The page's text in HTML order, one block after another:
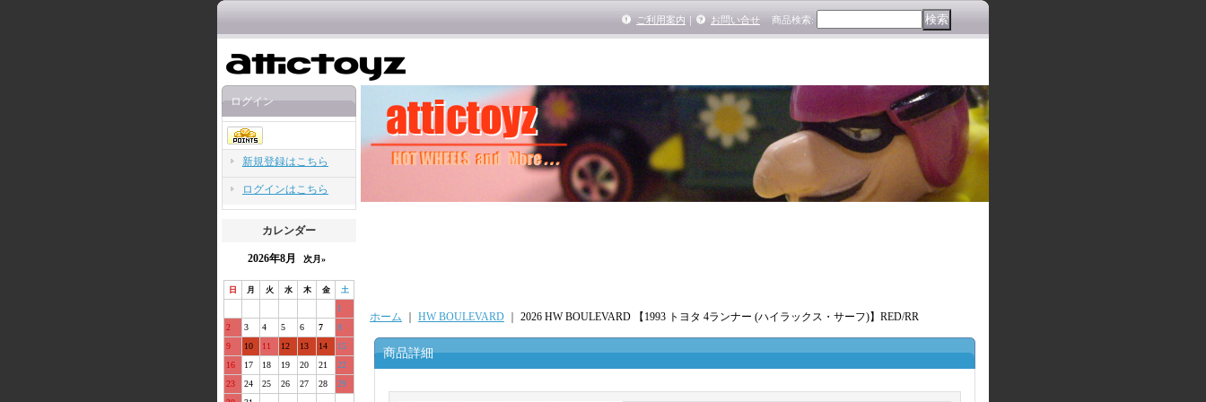
ご利用案内 ｜ お問い合せ 商品検索:
ログイン
新規登録はこちら
ログインはこちら
カレンダー
2026年8月 次月»
日 月 火 水 木 金 土
1
2
3 4 5 6 7
8
9
10 11 12 13 14
15
16
17 18 19 20 21
22
23
24 25 26 27 28
29
ホーム HW BOULEVARD 2026 HW BOULEVARD 【1993 トヨタ 4ランナー (ハイラックス・サーフ)】RED/RR
商品詳細